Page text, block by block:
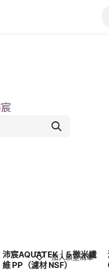
產品保固
沛宸AQUATEK｜5 微米纖
維 PP（濾材 NSF）
加入願望清單